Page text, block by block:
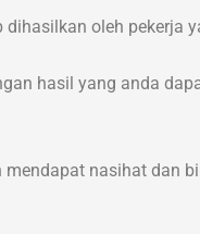
dihasilkan oleh pekerja
hasil yang anda
nasihat dan